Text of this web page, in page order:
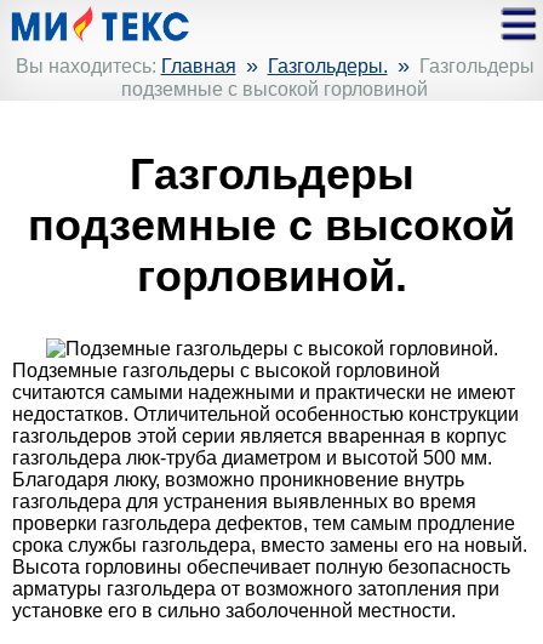
Вы находитесь: Главная » Газгольдеры. »
Газгольдеры
подземные с высокой горловиной
Газгольдеры
подземные с высокой
горловиной.
Подземные газгольдеры с высокой горловиной
считаются самыми надежными и практически не имеют
недостатков. Отличительной особенностью конструкции
газгольдеров этой серии является вваренная в корпус
газгольдера люк-труба диаметром и высотой 500 мм.
Благодаря люку, возможно проникновение внутрь
газгольдера для устранения выявленных во время
проверки газгольдера дефектов, тем самым продление
срока службы газгольдера, вместо замены его на новый.
Высота горловины обеспечивает полную безопасность
арматуры газгольдера от возможного затопления при
установке его в сильно заболоченной местности.